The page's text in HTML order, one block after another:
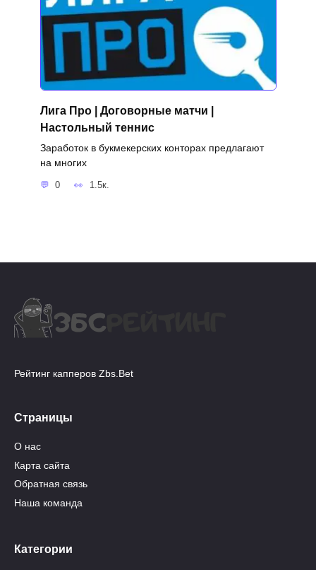
Лига Про | Договорные матчи |
Настольный теннис
Заработок в букмекерских конторах предлагают
на многих
0 1.5к.
Рейтинг капперов Zbs.Bet
Страницы
О нас
Карта сайта
Обратная связь
Наша команда
Категории